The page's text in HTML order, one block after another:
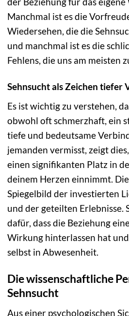
Manchmal ist es die
Wiedersehen, die die
und manchmal ist es die
Fehlens, die uns am meisten
Sehnsucht als Zeichen tiefer
Es ist wichtig zu verstehen,
obwohl oft schmerzhaft, ein
tiefe und bedeutsame
jemanden vermisst, zeigt
einen signifikanten Platz in
deinem Herzen einnimmt.
Spiegelbild der investierten
und der geteilten Erlebnisse.
dafür, dass die Beziehung
Wirkung hinterlassen hat
selbst in Abwesenheit.
Die wissenschaftliche
Sehnsucht
Aus einer psychologischen